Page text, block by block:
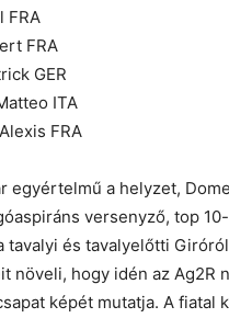
FRA
FRA
GER
ITA
FRA
egyértelmű a helyzet,
versenyző, top
tavalyi és tavalyelőtti
növeli, hogy idén az Ag2R
képét mutatja. A fiatal